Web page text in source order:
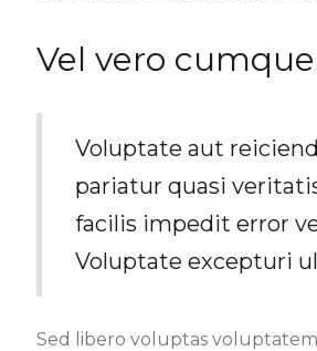
Vel vero
Voluptate aut
pariatur quasi
facilis impedit error
Voluptate excepturi
Sed libero voluptas